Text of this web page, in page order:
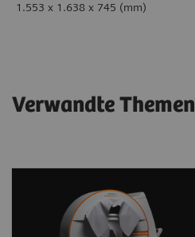
1.553 x 1.638 x 745 (mm)
Verwandte Themen